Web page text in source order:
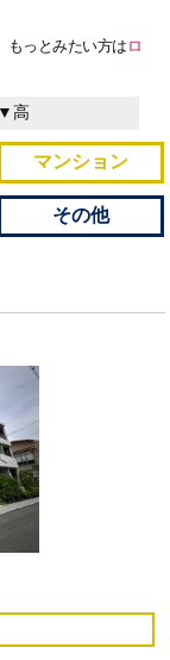
もっとみたい方は ロ
▼高
マンション
その他